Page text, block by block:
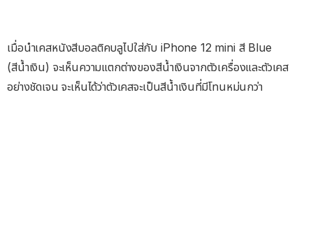
เมื่อนำเคสหนังสีบอลติคบลูไปใส่กับ iPhone 12 mini สี Blue
(สีน้ำเงิน) จะเห็นความแตกต่างของสีน้ำเงินจากตัวเครื่องและตัวเคส
อย่างชัดเจน จะเห็นได้ว่าตัวเคสจะเป็นสีน้ำเงินที่มีโทนหม่นกว่า